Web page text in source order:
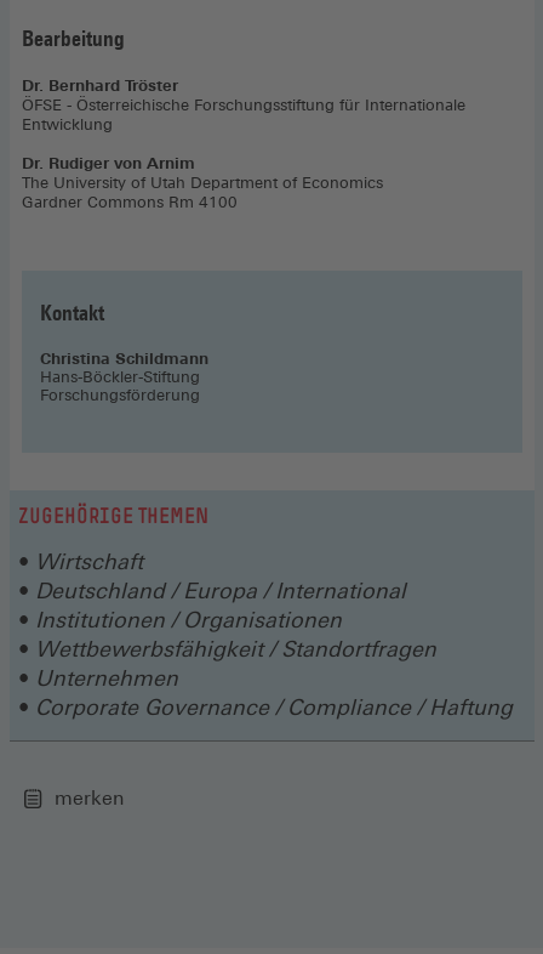
Bearbeitung
Dr. Bernhard Tröster
ÖFSE - Österreichische Forschungsstiftung für Internationale
Entwicklung
Dr. Rudiger von Arnim
The University of Utah Department of Economics
Gardner Commons Rm 4100
Kontakt
Christina Schildmann
Hans-Böckler-Stiftung
Forschungsförderung
ZUGEHÖRIGE THEMEN
Wirtschaft
Deutschland / Europa / International
Institutionen / Organisationen
Wettbewerbsfähigkeit / Standortfragen
Unternehmen
Corporate Governance / Compliance / Haftung
merken